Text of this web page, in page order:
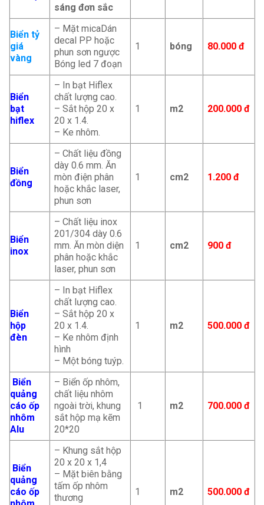
sáng đơn sắc
Biển tỷ
giá
vàng
– Mặt micaDán
decal PP hoặc
phun sơn ngược
Bóng led 7 đoạn
1 bóng 80.000 đ
Biển
bạt
hiflex
– In bạt Hiflex
chất lượng cao.
– Sắt hộp 20 x
20 x 1.4.
– Ke nhôm.
1 m2 200.000 đ
Biển
đồng
– Chất liệu đồng
dày 0.6 mm. Ăn
mòn điện phân
hoặc khắc laser,
phun sơn
1 cm2 1.200 đ
Biển
inox
– Chất liệu inox
201/304 dày 0.6
mm. Ăn mòn diện
phân hoặc khắc
laser, phun sơn
1 cm2 900 đ
Biển
hộp
đèn
– In bạt Hiflex
chất lượng cao.
– Sắt hộp 20 x
20 x 1.4.
– Ke nhôm định
hình
– Một bóng tuýp.
1 m2 500.000 đ
Biển
quảng
cáo ốp
nhôm
Alu
– Biển ốp nhôm,
chất liệu nhôm
ngoài trời, khung
sắt hộp mạ kẽm
20*20
1 m2 700.000 đ
Biển
quảng
cáo ốp
– Khung sắt hộp
20 x 20 x 1,4
– Mặt biên bằng
tấm ốp nhôm
thương
1 m2 500.000 đ